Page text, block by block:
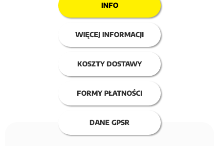
INFO
WIĘCEJ INFORMACJI
KOSZTY DOSTAWY
FORMY PŁATNOŚCI
DANE GPSR